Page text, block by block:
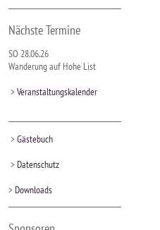
Nächste Termine
SO 28.06.26
Wanderung auf Hohe List
>Veranstaltungskalender
>Gästebuch
>Datenschutz
>Downloads